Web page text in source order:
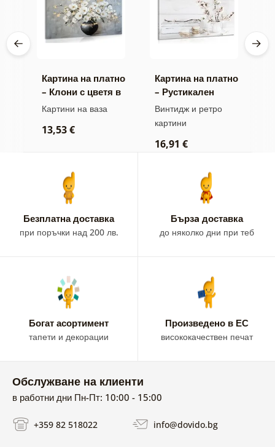
Картина на платно
– Клони с цветя в
черна ваза
Картини на ваза
13,53 €
Картина на платно
– Рустикален
натюрморт
Винтидж и ретро
картини
16,91 €
Безплатна доставка
при поръчки над 200 лв.
Бързa доставка
до няколко дни при теб
Богат асортимент
тапети и декорации
Произведено в ЕС
висококачествен печат
Обслужване на клиенти
в работни дни Пн-Пт: 10:00 - 15:00
+359 82 518022 info@dovido.bg